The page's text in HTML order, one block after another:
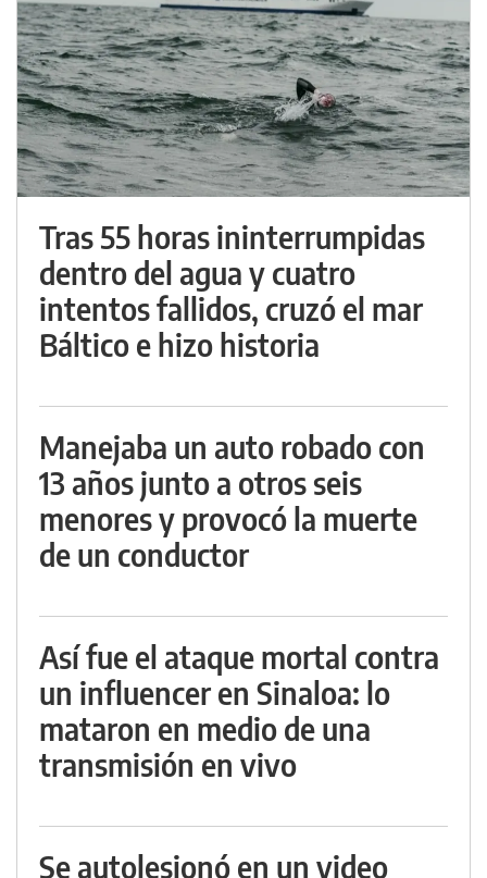
Tras 55 horas ininterrumpidas
dentro del agua y cuatro
intentos fallidos, cruzó el mar
Báltico e hizo historia
Manejaba un auto robado con
13 años junto a otros seis
menores y provocó la muerte
de un conductor
Así fue el ataque mortal contra
un influencer en Sinaloa: lo
mataron en medio de una
transmisión en vivo
Se autolesionó en un video